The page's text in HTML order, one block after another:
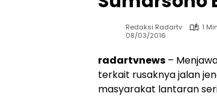
Redaksi Radartv
1
08/03/2016
radartvnews –
terkait rusaknya jalan
masyarakat lantaran